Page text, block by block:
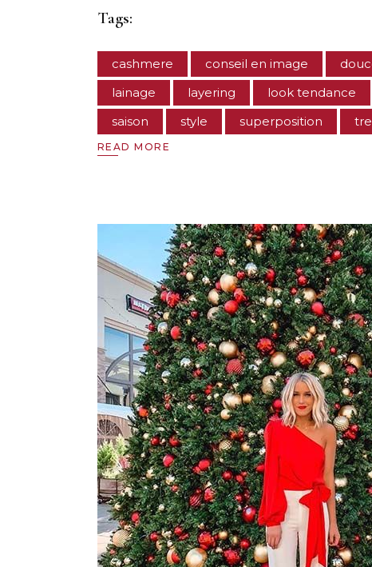
Tags:
cashmere conseil en image
lainage
layering look tendance
saison
style superposition
READ MORE